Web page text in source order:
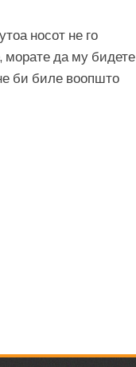
носот не го
да му бидете
би биле воопшто